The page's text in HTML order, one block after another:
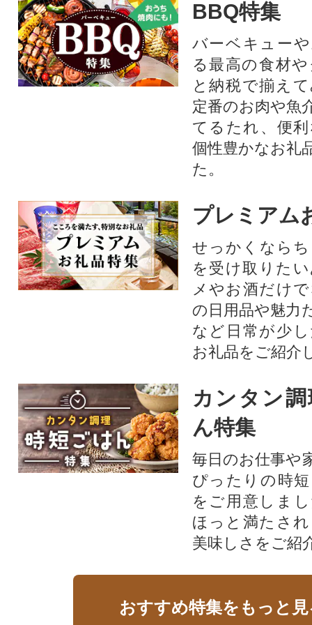
BBQ特集
バーベキュー
る最高の食材
と納税で揃え
定番のお肉や魚
てるたれ、便
個性豊かなお礼
た。
プレミアム
せっかくなら
を受け取りた
メやお酒だけ
の日用品や魅力
など日常が少
お礼品をご紹介
カンタン
ん特集
毎日のお仕事や
ぴったりの時
をご用意しま
ほっと満たさ
美味しさをご紹
おすすめ特集をもっと